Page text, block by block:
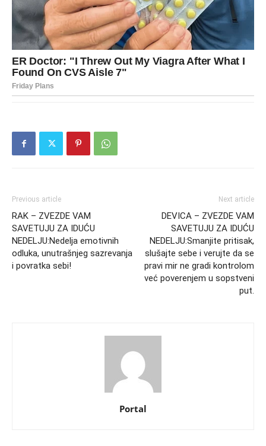
Previous article
RAK – ZVEZDE VAM
SAVETUJU ZA IDUĆU
NEDELJU:Nedelja emotivnih
odluka, unutrašnjeg sazrevanja
i povratka sebi!
Next article
DEVICA – ZVEZDE VAM
SAVETUJU ZA IDUĆU
NEDELJU:Smanjite pritisak,
slušajte sebe i verujte da se
pravi mir ne gradi kontrolom
već poverenjem u sopstveni
put.
Portal